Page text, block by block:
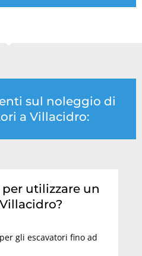
sul noleggio di
a Villacidro:
utilizzare un
gli escavatori fino ad